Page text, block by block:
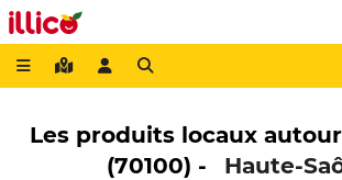
Les produits locaux
(70100) -
Haute-